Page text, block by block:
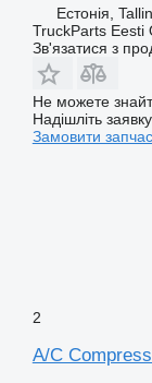
Естонія,
TruckParts Eesti
Зв'язатися з
Не можете
Надішліть
Замовити
2
A/C